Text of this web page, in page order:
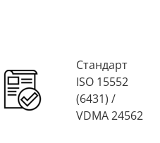
Стандарт
ISO 15552
(6431) /
VDMA 24562